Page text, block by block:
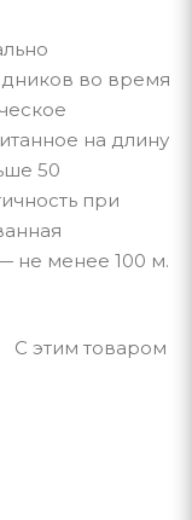
во время
на длину
50
при
не менее 100 м.
С этим товаром